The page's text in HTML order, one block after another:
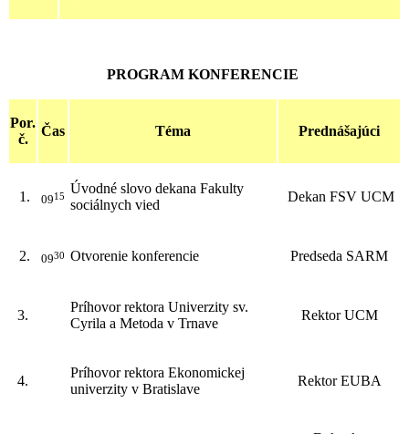
PROGRAM KONFERENCIE
Por.
č.
Čas Téma Prednášajúci
1. 0915
Úvodné slovo dekana Fakulty
sociálnych vied
Dekan FSV UCM
2. 0930 Otvorenie konferencie Predseda SARM
3.
Príhovor rektora Univerzity sv.
Cyrila a Metoda v Trnave
Rektor UCM
4.
Príhovor rektora Ekonomickej
univerzity v Bratislave
Rektor EUBA